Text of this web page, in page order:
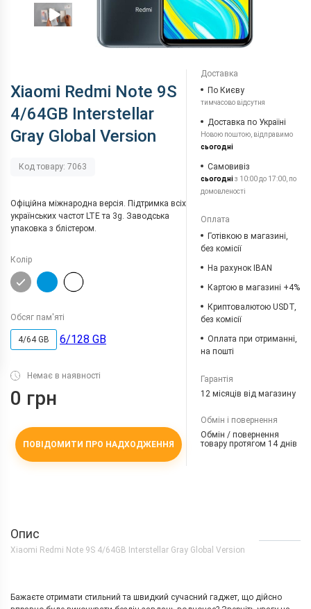
Xiaomi Redmi Note 9S
4/64GB Interstellar
Gray Global Version
Код товару: 7063
Офіційна міжнародна версія. Підтримка всіх
українських частот LTE та 3g. Заводська
упаковка з блістером.
Колір
Обсяг пам'яті
4/64 GB 6/128 GB
Немає в наявності
0 грн
ПОВІДОМИТИ ПРО НАДХОДЖЕННЯ
Доставка
По Києву
тимчасово відсутня
Доставка по Україні
Новою поштою, відправимо
сьогодні
Самовивіз
сьогодніз 10:00 до 17:00, по
домовленості
Оплата
Готівкою в магазині,
без комісії
На рахунок IBAN
Картою в магазині +4%
Криптовалютою USDT,
без комісії
Оплата при отриманні,
на пошті
Гарантія
12 місяців від магазину
Обмін і повернення
Обмін / повернення
товару протягом 14 днів
Опис
Xiaomi Redmi Note 9S 4/64GB Interstellar Gray Global Version
Бажаєте отримати стильний та швидкий сучасний гаджет, що дійсно